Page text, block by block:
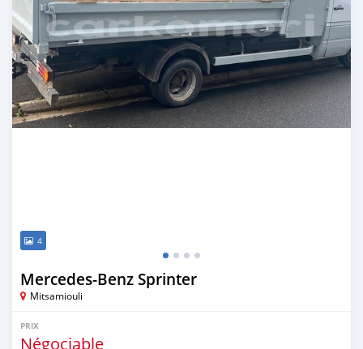
4
Mercedes‒Benz Sprinter
Mitsamiouli
PRIX
Négociable